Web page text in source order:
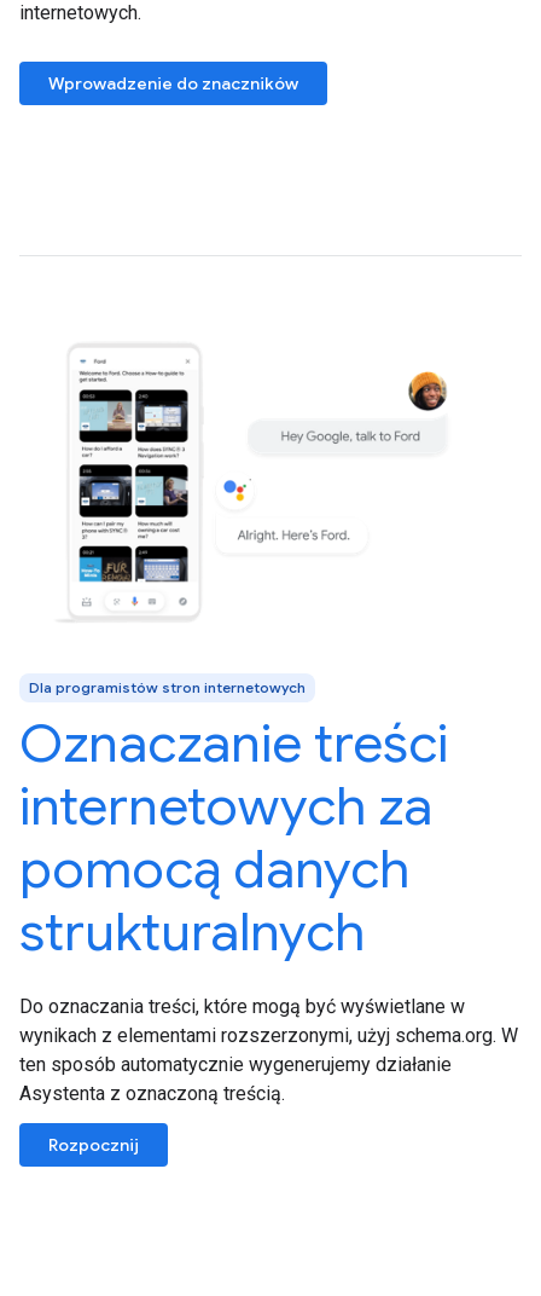
internetowych.
Wprowadzenie do znaczników
Dla programistów stron internetowych
Oznaczanie treści
internetowych za
pomocą danych
strukturalnych
Do oznaczania treści, które mogą być wyświetlane w
wynikach z elementami rozszerzonymi, użyj schema.org. W
ten sposób automatycznie wygenerujemy działanie
Asystenta z oznaczoną treścią.
Rozpocznij